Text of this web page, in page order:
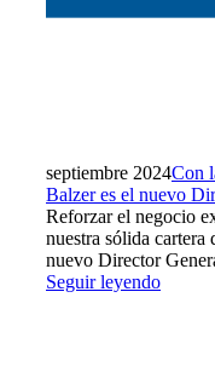
septiembre 2024Con
Balzer es el nuevo
Reforzar el negocio
nuestra sólida
nuevo Director
Seguir leyendo